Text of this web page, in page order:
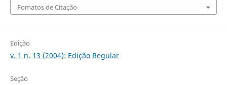
Fomatos de Citação
Edição
v. 1 n. 13 (2004): Edição Regular
Seção